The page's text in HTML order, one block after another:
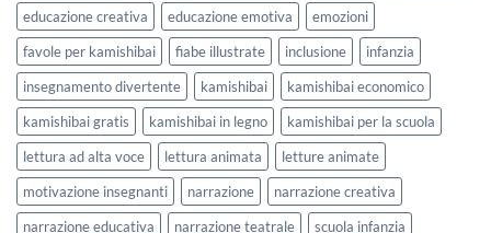
educazione creativa
educazione emotiva
emozioni
favole per kamishibai
fiabe illustrate inclusione
infanzia
insegnamento divertente
kamishibai
kamishibai economico
kamishibai gratis
kamishibai in legno
kamishibai per la scuola
lettura ad alta voce
lettura animata
letture animate
motivazione insegnanti
narrazione
narrazione creativa
narrazione educativa
narrazione teatrale scuola infanzia